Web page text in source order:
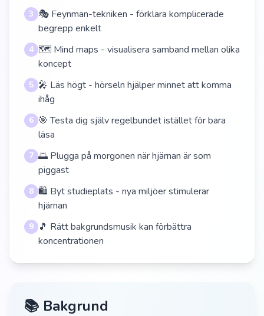
3 🎭 Feynman-tekniken - förklara komplicerade
begrepp enkelt
4 🗺️ Mind maps - visualisera samband mellan olika
koncept
5 🎤 Läs högt - hörseln hjälper minnet att komma
ihåg
6 🎯 Testa dig själv regelbundet istället för bara
läsa
7 🌅 Plugga på morgonen när hjärnan är som
piggast
8 🛍️ Byt studieplats - nya miljöer stimulerar
hjärnan
9 🎵 Rätt bakgrundsmusik kan förbättra
koncentrationen
📚 Bakgrund